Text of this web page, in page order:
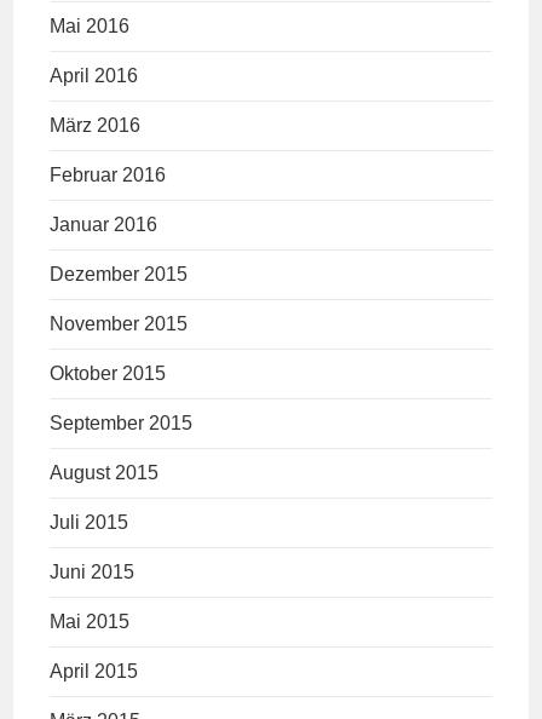
Mai 2016
April 2016
März 2016
Februar 2016
Januar 2016
Dezember 2015
November 2015
Oktober 2015
September 2015
August 2015
Juli 2015
Juni 2015
Mai 2015
April 2015